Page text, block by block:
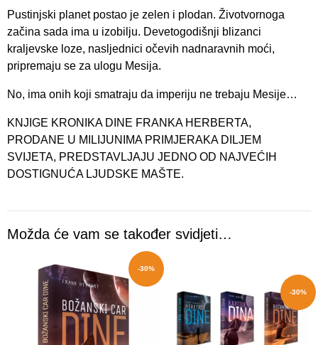
Pustinjski planet postao je zelen i plodan. Životvornoga
začina sada ima u izobilju. Devetogodišnji blizanci
kraljevske loze, nasljednici očevih nadnaravnih moći,
pripremaju se za ulogu Mesija.
No, ima onih koji smatraju da imperiju ne trebaju Mesije…
KNJIGE KRONIKA DINE FRANKA HERBERTA,
PRODANE U MILIJUNIMA PRIMJERAKA DILJEM
SVIJETA, PREDSTAVLJAJU JEDNO OD NAJVEĆIH
DOSTIGNUĆA LJUDSKE MAŠTE.
Možda će vam se također svidjeti…
-30%
-30%